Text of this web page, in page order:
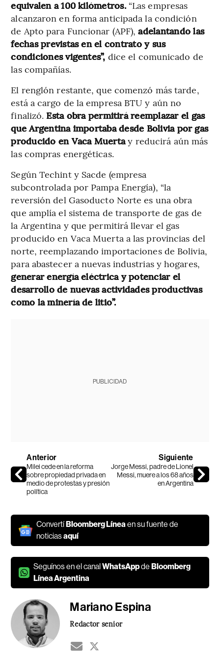
equivalen a 100 kilómetros.“Las empresas
alcanzaron en forma anticipada la condición
de Apto para Funcionar (APF),adelantando las
fechas previstas en el contrato y sus
condiciones vigentes”, dice el comunicado de
las compañías.
El renglón restante, que comenzó más tarde,
está a cargo de la empresa BTU y aún no
finalizó. Esta obra permitirá reemplazar el gas
que Argentina importaba desde Bolivia por gas
producido en Vaca Muertay reducirá aún más
las compras energéticas.
Según Techint y Sacde (empresa
subcontrolada por Pampa Energía), “la
reversión del Gasoducto Norte es una obra
que amplía el sistema de transporte de gas de
la Argentina y que permitirá llevar el gas
producido en Vaca Muerta a las provincias del
norte, reemplazando importaciones de Bolivia,
para abastecer a nuevas industrias y hogares,
generar energía eléctrica y potenciar el
desarrollo de nuevas actividades productivas
como la minería de litio”.
PUBLICIDAD
Anterior
Milei cede en la reforma
sobre propiedad privada en
medio de protestas y presión
política
Siguiente
Jorge Messi, padre de Lionel
Messi, muere a los 68 años
en Argentina
Convertí Bloomberg Líneaen su fuente de
noticiasaquí
Seguínos en el canalWhatsAppde Bloomberg
Línea Argentina
Mariano Espina
Redactor senior